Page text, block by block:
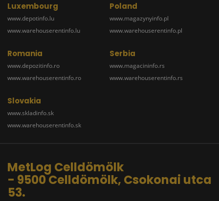
Luxembourg
www.depotinfo.lu
www.warehouserentinfo.lu
Poland
www.magazynyinfo.pl
www.warehouserentinfo.pl
Romania
www.depozitinfo.ro
www.warehouserentinfo.ro
Serbia
www.magacininfo.rs
www.warehouserentinfo.rs
Slovakia
www.skladinfo.sk
www.warehouserentinfo.sk
MetLog Celldömölk
- 9500 Celldömölk, Csokonai utca
53.